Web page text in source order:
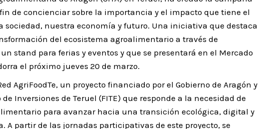
de concienciar sobre la importancia y el impacto que tiene el
sociedad, nuestra economía y futuro. Una iniciativa que destaca
del ecosistema agroalimentario a través de
stand para ferias y eventos y que se presentará en el Mercado
el próximo jueves 20 de marzo.
AgriFoodTe, un proyecto financiado por el Gobierno de Aragón y
Inversiones de Teruel (FITE) que responde a la necesidad de
para avanzar hacia una transición ecológica, digital y
partir de las jornadas participativas de este proyecto, se